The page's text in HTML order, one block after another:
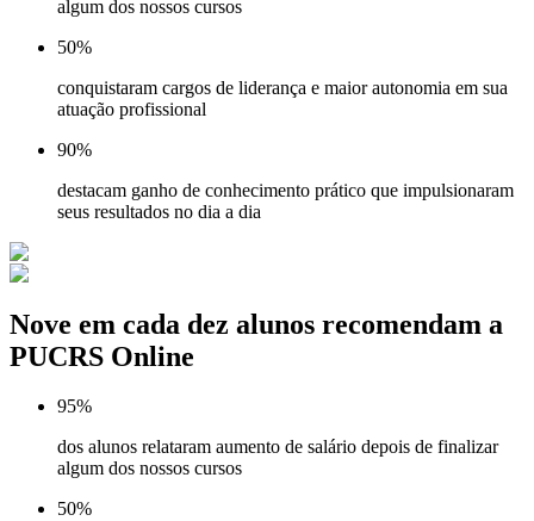
algum dos nossos cursos
50%
conquistaram cargos de liderança e maior autonomia em sua
atuação profissional
90%
destacam ganho de conhecimento prático que impulsionaram
seus resultados no dia a dia
Nove em cada dez alunos recomendam a
PUCRS Online
95%
dos alunos relataram aumento de salário depois de finalizar
algum dos nossos cursos
50%